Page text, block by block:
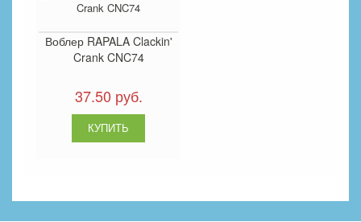
Воблер RAPALA Clackin'
Crank CNC74
37.50 руб.